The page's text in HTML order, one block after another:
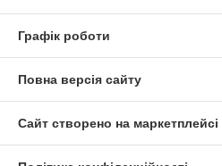
Графік роботи
Повна версія сайту
Сайт створено на маркетплейсі